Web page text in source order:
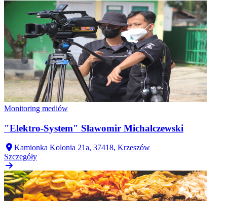
Monitoring mediów
"Elektro-System" Sławomir Michalczewski
Kamionka Kolonia 21a, 37418, Krzeszów
Szczegóły